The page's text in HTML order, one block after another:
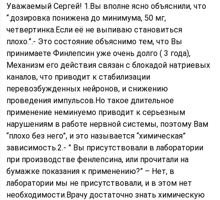
Уважаемый Сергей! 1.Вы вполне ясно объяснили, что
“.дозировка понижена до минимума, 50 мг,
четвертинка.Если её не выпиваю становиться
плохо.”.- Это состояние объяснимо тем, что Вы
принимаете Финлепсин уже очень долго ( 3 года),
Механизм его действия связан с блокадой натриевых
каналов, что приводит к стабилизации
перевозбужденных нейронов, и снижению
проведения импульсов.Но такое длительное
применение неминуемо приводит к серьезным
нарушениям в работе нервной системы, поэтому Вам
“плохо без него”, и это называется “химическая”
зависимость.2.- ” Вы присутствовали в лаборатории
при производстве фенлепсина, или прочитали на
бумажке показания к применению?” – Нет, в
лаборатории мы не присутствовали, и в этом нет
необходимости.Врачу достаточно знать химическую